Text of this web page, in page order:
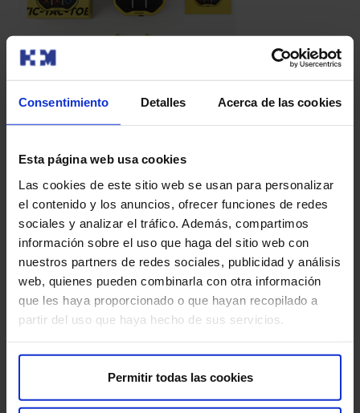
Consentimiento Detalles Acerca de las cookies
Esta página web usa cookies
Las cookies de este sitio web se usan para personalizar
el contenido y los anuncios, ofrecer funciones de redes
sociales y analizar el tráfico. Además, compartimos
información sobre el uso que haga del sitio web con
nuestros partners de redes sociales, publicidad y análisis
web, quienes pueden combinarla con otra información
que les haya proporcionado o que hayan recopilado a
partir del uso que haya hecho de sus servicios.
Permitir todas las cookies
Una consola a partir de 6 años con más de 1000
desafíos de distintos niveles de dificultad. Ejercita tu
lógica y orientación visoespacial. Las luces te indican los
colores de las piezas con las que debes jugar y dónde
colocarlas.